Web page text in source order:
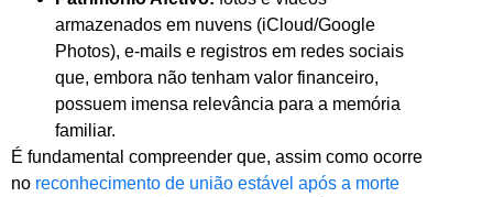
armazenados em nuvens (iCloud/Google
Photos), e-mails e registros em redes sociais
que, embora não tenham valor financeiro,
possuem imensa relevância para a memória
familiar.
É fundamental compreender que, assim como ocorre
no reconhecimento de união estável após a morte